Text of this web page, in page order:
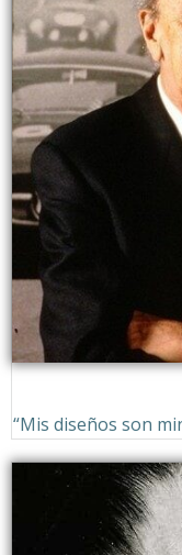
“Mis diseños son